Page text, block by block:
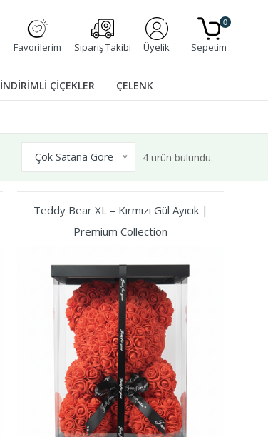
Favorilerim Sipariş Takibi Üyelik Sepetim
0
İNDİRİMLİ ÇİÇEKLER ÇELENK
Çok Satana Göre 4 ürün bulundu.
Teddy Bear XL – Kırmızı Gül Ayıcık |
Premium Collection